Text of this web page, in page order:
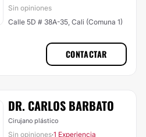
Sin opiniones
Calle 5D # 38A-35, Cali (Comuna 1)
CONTACTAR
DR. CARLOS BARBATO
Cirujano plástico
Sin opiniones·1 Experiencia